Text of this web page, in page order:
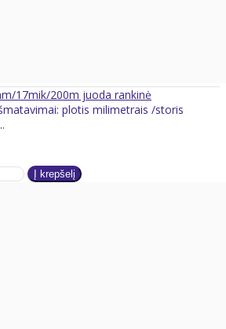
17mik/200m juoda rankinė
plotis milimetrais /storis